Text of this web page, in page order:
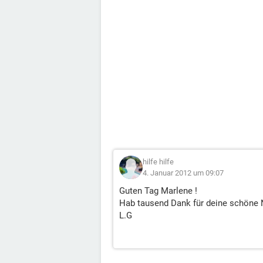
hilfe hilfe
4. Januar 2012 um 09:07
Guten Tag Marlene !
Hab tausend Dank für deine schöne
L.G